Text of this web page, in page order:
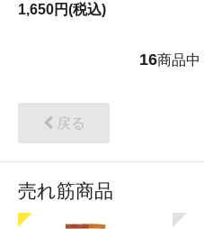
1,650円(税込)
16商品中
戻る
売れ筋商品